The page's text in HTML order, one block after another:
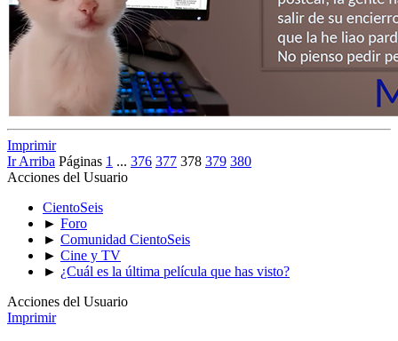
Imprimir
Ir Arriba Páginas 1 ... 376 377 378 379 380
Acciones del Usuario
CientoSeis
► Foro
► Comunidad CientoSeis
► Cine y TV
► ¿Cuál es la última película que has visto?
Acciones del Usuario
Imprimir